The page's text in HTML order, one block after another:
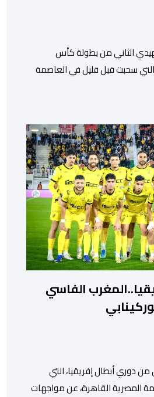
الثاني من بطولة كأس
التي سحبت قبل قليل في العاصمة
الرجاء الرياضي على موعد مع
التي تجمع بين إيل كانيمي
أوديب ممثل […]
الفاسي
دوري أبطال إفريقيا، التي
المصرية القاهرة، عن مواجهات